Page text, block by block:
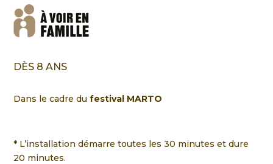
DÈS 8 ANS
Dans le cadre dufestival MARTO
* L’installation démarre toutes les 30 minutes et dure
20 minutes.